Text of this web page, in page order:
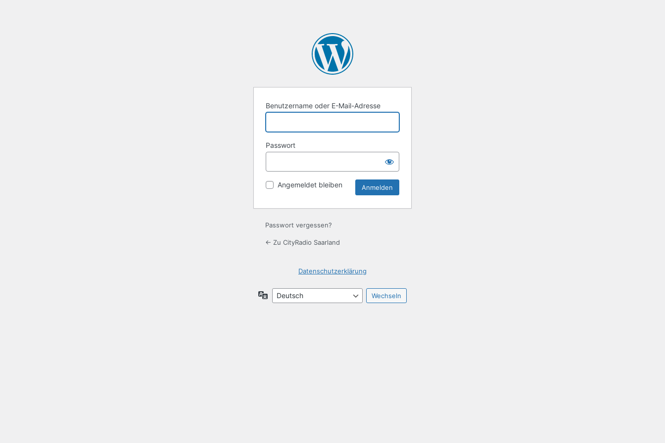
Benutzername oder E-Mail-Adresse
Passwort
Angemeldet bleiben
Passwort vergessen?
← Zu CityRadio Saarland
Datenschutzerklärung
Sprache